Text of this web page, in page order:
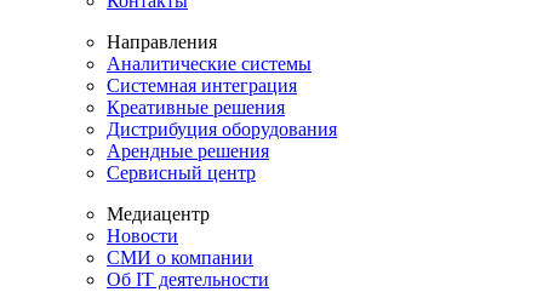
Направления
Аналитические системы
Системная интеграция
Креативные решения
Дистрибуция оборудования
Арендные решения
Сервисный центр
Медиацентр
Новости
СМИ о компании
Об IT деятельности